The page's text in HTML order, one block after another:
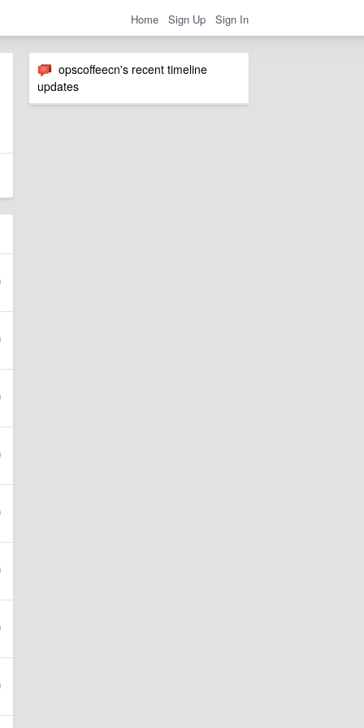
Home Sign Up Sign In
opscoffeecn's recent timeline
updates